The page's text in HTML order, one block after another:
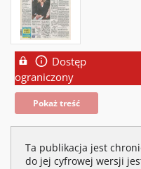
Dostęp
ograniczony
Pokaż treść
Ta publikacja jest
do jej cyfrowej wersji